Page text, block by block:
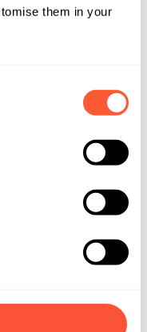
them in your
(mais chez
en
sujet le plus sexy,